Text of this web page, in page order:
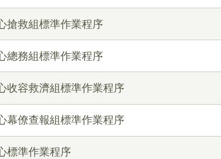
搶救組標準作業程序
總務組標準作業程序
收容救濟組標準作業程序
幕僚查報組標準作業程序
標準作業程序